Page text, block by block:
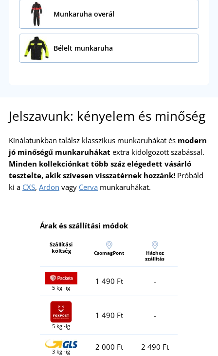
Munkaruha overál
Bélelt munkaruha
Jelszavunk: kényelem és minőség
Kínálatunkban találsz klasszikus munkaruhákat és modern
jó minőségű munkaruhákat extra kidolgozott szabással.
Minden kollekciónkat több száz elégedett vásárló
tesztelte, akik szívesen visszatérnek hozzánk! Próbáld
ki a CXS, Ardon vagy Cerva munkaruhákat.
Árak és szállítási módok
Szállítási
költség
CsomagPont
Házhoz
szállítás
5 kg -ig
1 490 Ft -
5 kg -ig
1 490 Ft -
3 kg -ig 2 000 Ft 2 490 Ft